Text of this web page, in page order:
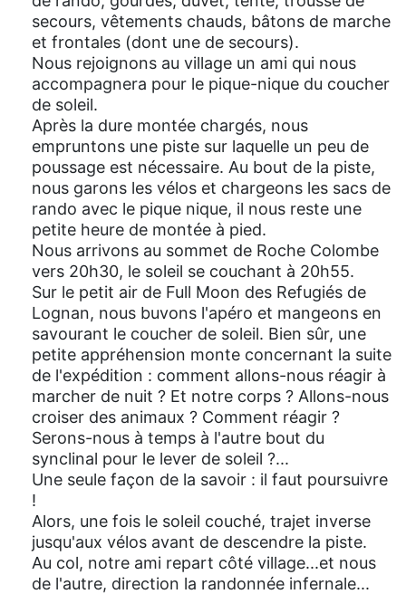
secours, vêtements chauds, bâtons de marche
et frontales (dont une de secours).
Nous rejoignons au village un ami qui nous
accompagnera pour le pique-nique du coucher
de soleil.
Après la dure montée chargés, nous
empruntons une piste sur laquelle un peu de
poussage est nécessaire. Au bout de la piste,
nous garons les vélos et chargeons les sacs de
rando avec le pique nique, il nous reste une
petite heure de montée à pied.
Nous arrivons au sommet de Roche Colombe
vers 20h30, le soleil se couchant à 20h55.
Sur le petit air de Full Moon des Refugiés de
Lognan, nous buvons l'apéro et mangeons en
savourant le coucher de soleil. Bien sûr, une
petite appréhension monte concernant la suite
de l'expédition : comment allons-nous réagir à
marcher de nuit ? Et notre corps ? Allons-nous
croiser des animaux ? Comment réagir ?
Serons-nous à temps à l'autre bout du
synclinal pour le lever de soleil ?...
Une seule façon de la savoir : il faut poursuivre
!
Alors, une fois le soleil couché, trajet inverse
jusqu'aux vélos avant de descendre la piste.
Au col, notre ami repart côté village...et nous
de l'autre, direction la randonnée infernale...